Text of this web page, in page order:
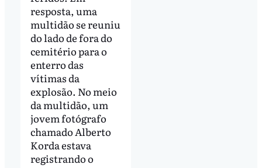
resposta, uma
multidão se reuniu
do lado de fora do
cemitério para o
enterro das
vítimas da
explosão. No meio
da multidão, um
jovem fotógrafo
chamado Alberto
Korda estava
registrando o